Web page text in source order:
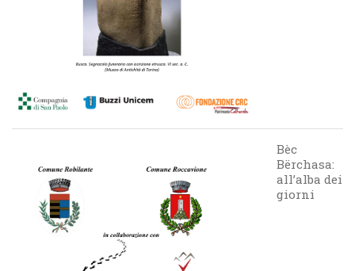
Bèc
Bërchasa:
all’alba dei
giorni